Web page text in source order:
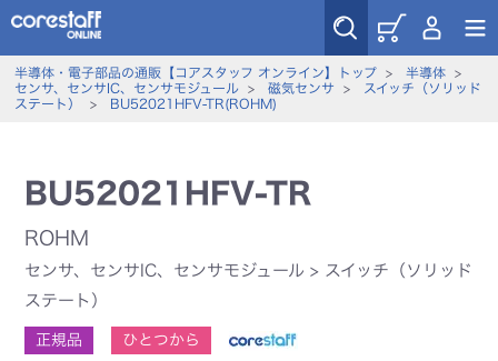
半導体・電子部品の通販【コアスタッフ オンライン】トップ> 半導体>
センサ、センサIC、センサモジュール> 磁気センサ >
スイッチ（ソリッド
ステート）
> BU52021HFV-TR(ROHM)
BU52021HFV-TR
ROHM
センサ、センサIC、センサモジュール > スイッチ（ソリッド
ステート）
正規品 ひとつから